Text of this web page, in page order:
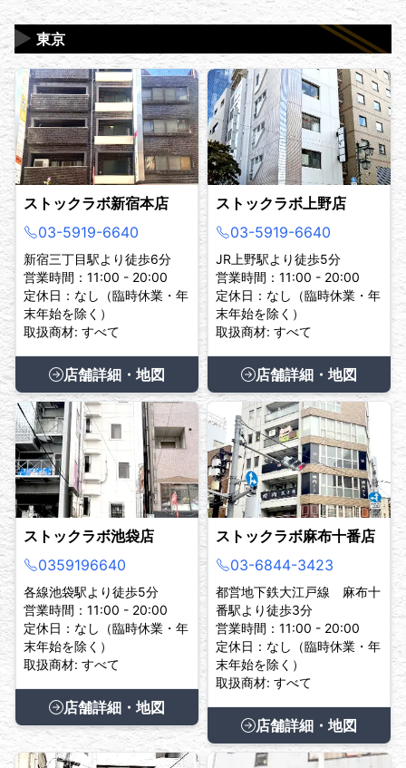
東京
▶
ストックラボ新宿本店
03-5919-6640
新宿三丁目駅より徒歩6分
営業時間：11:00 - 20:00
定休日：なし（臨時休業・年
末年始を除く）
取扱商材: すべて
店舗詳細・地図
ストックラボ上野店
03-5919-6640
JR上野駅より徒歩5分
営業時間：11:00 - 20:00
定休日：なし（臨時休業・年
末年始を除く）
取扱商材: すべて
店舗詳細・地図
ストックラボ池袋店
0359196640
各線池袋駅より徒歩5分
営業時間：11:00 - 20:00
定休日：なし（臨時休業・年
末年始を除く）
取扱商材: すべて
店舗詳細・地図
ストックラボ麻布十番店
03-6844-3423
都営地下鉄大江戸線 麻布十
番駅より徒歩3分
営業時間：11:00 - 20:00
定休日：なし（臨時休業・年
末年始を除く）
取扱商材: すべて
店舗詳細・地図